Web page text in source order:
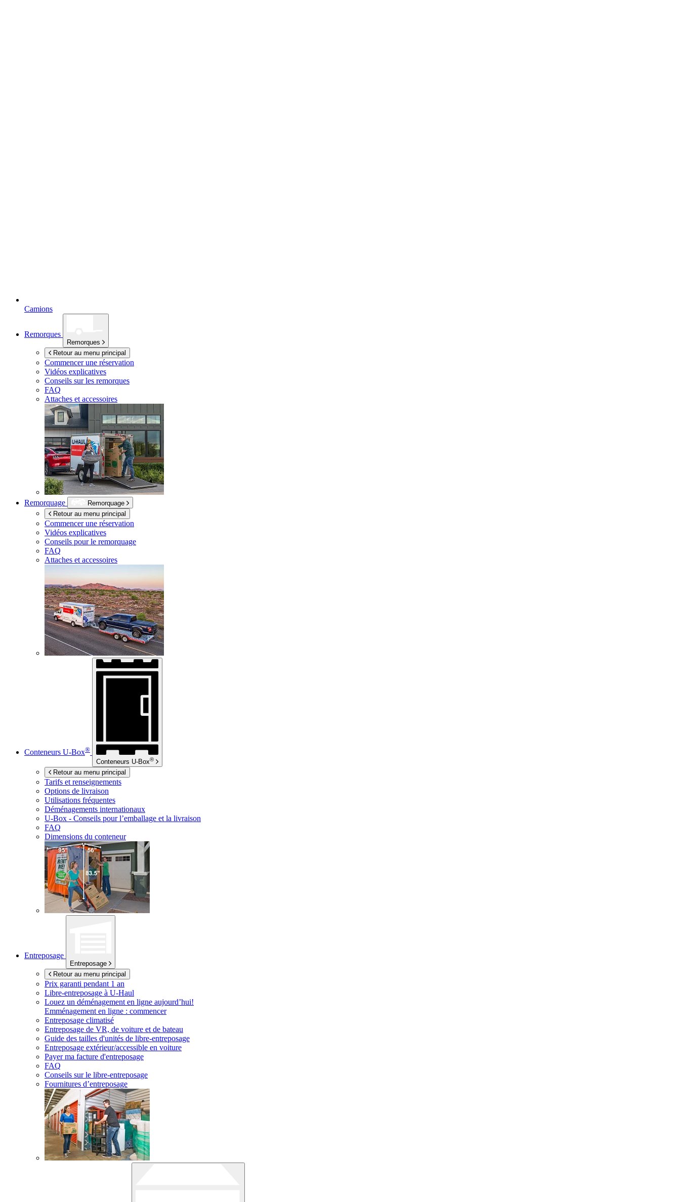
Camions
Remorques
Remorques
Retour au menu principal
Commencer une réservation
Vidéos explicatives
Conseils sur les remorques
FAQ
Attaches et accessoires
Remorquage
Remorquage
Retour au menu principal
Commencer une réservation
Vidéos explicatives
Conseils pour le remorquage
FAQ
Attaches et accessoires
Conteneurs U-Box®
Conteneurs U-Box®
Retour au menu principal
Tarifs et renseignements
Options de livraison
Utilisations fréquentes
Déménagements internationaux
U-Box - Conseils pour l’emballage et la livraison
FAQ
Dimensions du conteneur
Entreposage
Entreposage
Retour au menu principal
Prix garanti pendant 1 an
Libre-entreposage à U-Haul
Louez un déménagement en ligne aujourd’hui!
Emménagement en ligne : commencer
Entreposage climatisé
Entreposage de VR, de voiture et de bateau
Guide des tailles d'unités de libre-entreposage
Entreposage extérieur/accessible en voiture
Payer ma facture d'entreposage
FAQ
Conseils sur le libre-entreposage
Fournitures d’entreposage